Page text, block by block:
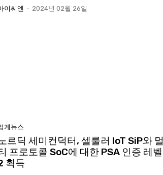
이씨엔 - 2024년 02월 26일
계뉴스
르딕 세미컨덕터, 셀룰러 IoT SiP와 멀
프로토콜 SoC에 대한 PSA 인증 레벨
획득